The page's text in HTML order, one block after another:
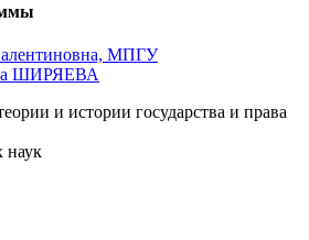
ШИРЯЕВА
и истории государства и права
наук